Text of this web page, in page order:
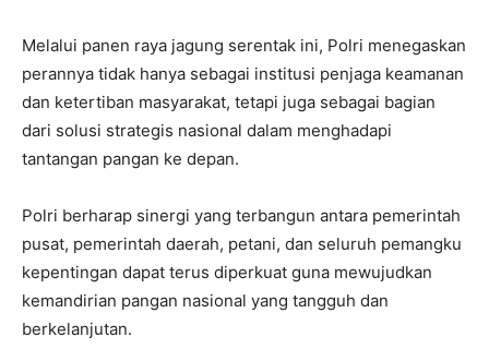
Melalui panen raya jagung serentak ini, Polri menegaskan
perannya tidak hanya sebagai institusi penjaga keamanan
dan ketertiban masyarakat, tetapi juga sebagai bagian
dari solusi strategis nasional dalam menghadapi
tantangan pangan ke depan.
Polri berharap sinergi yang terbangun antara pemerintah
pusat, pemerintah daerah, petani, dan seluruh pemangku
kepentingan dapat terus diperkuat guna mewujudkan
kemandirian pangan nasional yang tangguh dan
berkelanjutan.